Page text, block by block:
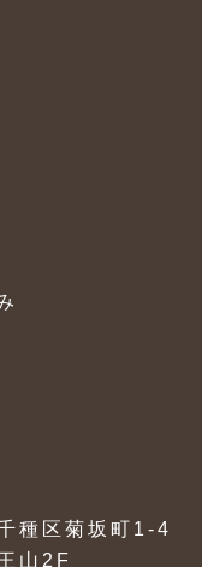
種区菊坂町1-4
山2F